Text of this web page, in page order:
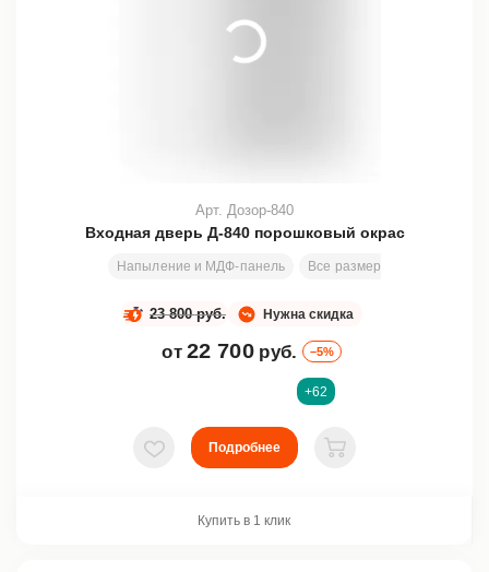
Входная дверь Д-840 порошковый окрас
Напыление и МДФ-панель Все размеры
Арт. Дозор-840
Нужна скидка
23 800 руб.
от 22 700 руб. –5%
+62
В избранное
Подробнее
В корзину
Купить в 1 клик